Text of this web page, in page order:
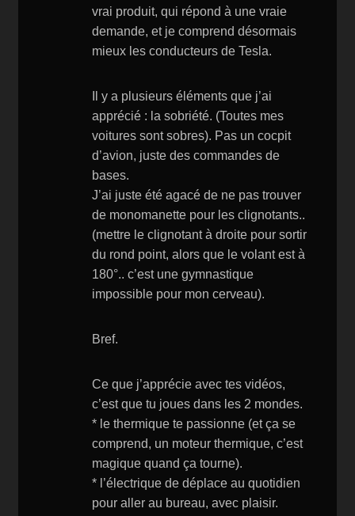
vrai produit, qui répond à une vraie
demande, et je comprend désormais
mieux les conducteurs de Tesla.
Il y a plusieurs éléments que j’ai
apprécié : la sobriété. (Toutes mes
voitures sont sobres). Pas un cocpit
d’avion, juste des commandes de
bases.
J’ai juste été agacé de ne pas trouver
de monomanette pour les clignotants..
(mettre le clignotant à droite pour sortir
du rond point, alors que le volant est à
180°.. c’est une gymnastique
impossible pour mon cerveau).
Bref.
Ce que j’apprécie avec tes vidéos,
c’est que tu joues dans les 2 mondes.
* le thermique te passionne (et ça se
comprend, un moteur thermique, c’est
magique quand ça tourne).
* l’électrique de déplace au quotidien
pour aller au bureau, avec plaisir.